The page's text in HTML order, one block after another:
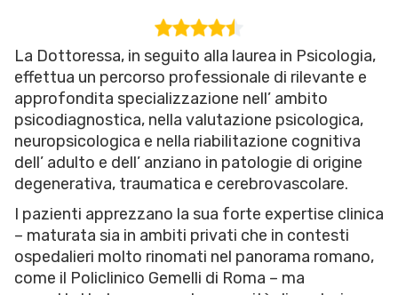
La Dottoressa, in seguito alla laurea in Psicologia,
effettua un percorso professionale di rilevante e
approfondita specializzazione nell’ ambito
psicodiagnostica, nella valutazione psicologica,
neuropsicologica e nella riabilitazione cognitiva
dell’ adulto e dell’ anziano in patologie di origine
degenerativa, traumatica e cerebrovascolare.
I pazienti apprezzano la sua forte expertise clinica
– maturata sia in ambiti privati che in contesti
ospedalieri molto rinomati nel panorama romano,
come il Policlinico Gemelli di Roma – ma